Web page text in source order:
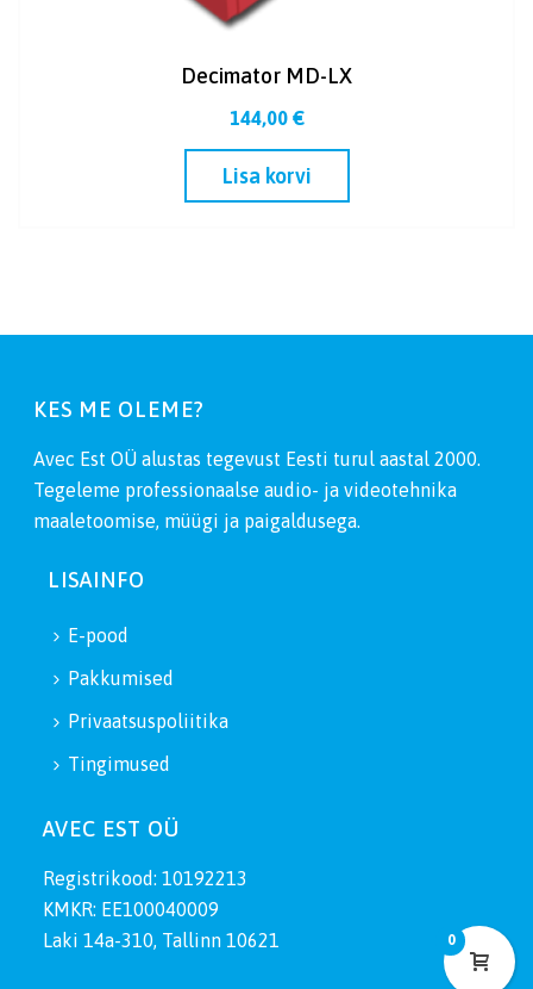
Decimator MD-LX
144,00 €
Lisa korvi
KES ME OLEME?
Avec Est OÜ alustas tegevust Eesti turul aastal 2000.
Tegeleme professionaalse audio- ja videotehnika
maaletoomise, müügi ja paigaldusega.
LISAINFO
E-pood
Pakkumised
Privaatsuspoliitika
Tingimused
AVEC EST OÜ
Registrikood: 10192213
KMKR: EE100040009
Laki 14a-310, Tallinn 10621
0